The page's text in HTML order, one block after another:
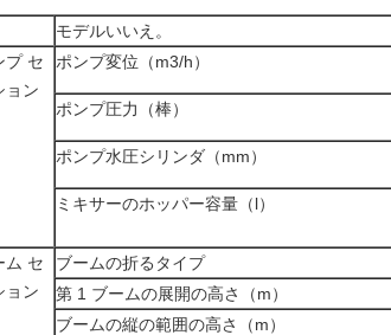
モデルいいえ。
プ セ
ョン
ポンプ変位（m3/h）
ポンプ圧力（棒）
ポンプ水圧シリンダ（mm）
ミキサーのホッパー容量（l）
ム セ
ョン
ブームの折るタイプ
第 1 ブームの展開の高さ（m）
ブームの縦の範囲の高さ（m）